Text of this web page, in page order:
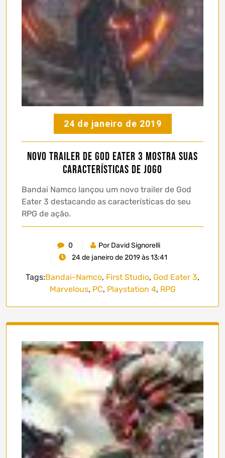
24 de janeiro de 2019
Novo trailer de God Eater 3 mostra suas
características de jogo
Bandai Namco lançou um novo trailer de God
Eater 3 destacando as características do seu
RPG de ação.
0
Por David Signorelli
24 de janeiro de 2019 às 13:41
Tags:Bandai-Namco, First Studio, God Eater 3,
Marvelous, PC, Playstation 4, RPG